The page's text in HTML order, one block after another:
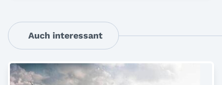
Auch interessant